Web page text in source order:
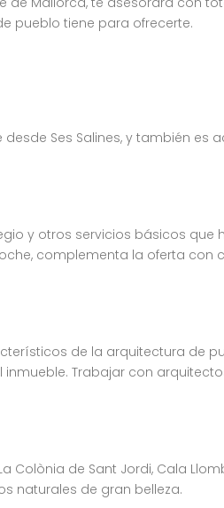
pueblo tiene para ofrecerte.
Ses Salines, y también es
y otros servicios básicos
complementa la oferta
de la arquitectura de
Trabajar con
Colònia de Sant Jordi, Cala
naturales de gran belleza.